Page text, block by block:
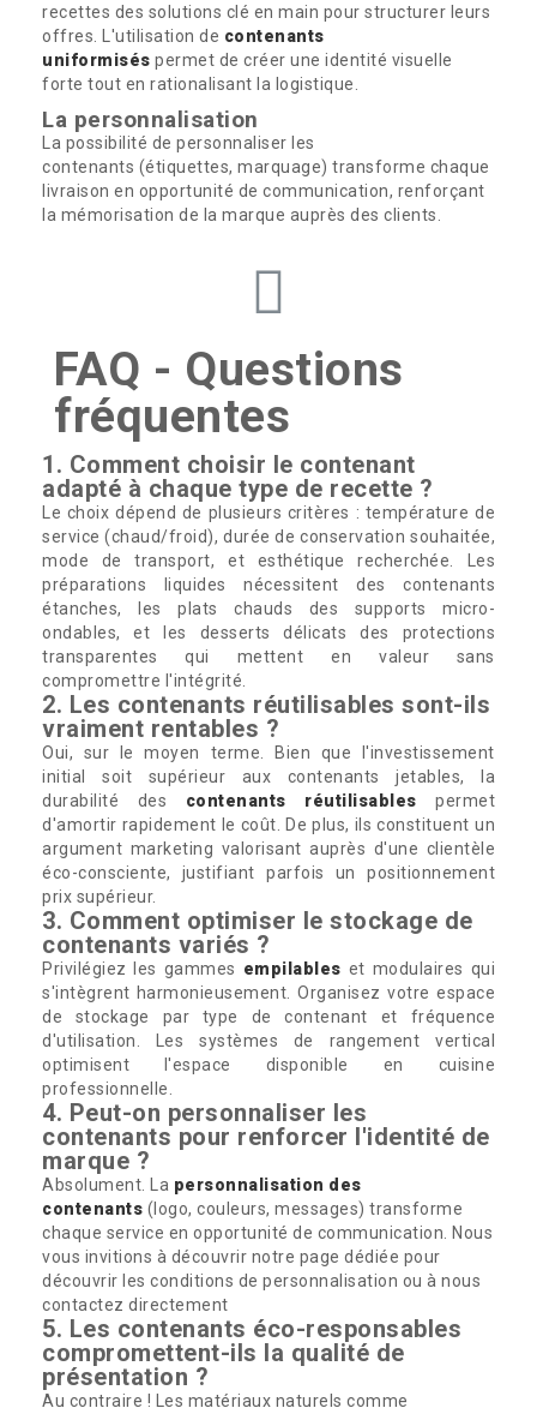
recettes des solutions clé en main pour structurer leurs
offres. L'utilisation de contenants
uniformisés permet de créer une identité visuelle
forte tout en rationalisant la logistique.
La personnalisation
La possibilité de personnaliser les
contenants (étiquettes, marquage) transforme chaque
livraison en opportunité de communication, renforçant
la mémorisation de la marque auprès des clients.
FAQ - Questions
fréquentes
1. Comment choisir le contenant
adapté à chaque type de recette ?
Le choix dépend de plusieurs critères : température de
service (chaud/froid), durée de conservation souhaitée,
mode de transport, et esthétique recherchée. Les
préparations liquides nécessitent des contenants
étanches, les plats chauds des supports micro-
ondables, et les desserts délicats des protections
transparentes qui mettent en valeur sans
compromettre l'intégrité.
2. Les contenants réutilisables sont-ils
vraiment rentables ?
Oui, sur le moyen terme. Bien que l'investissement
initial soit supérieur aux contenants jetables, la
durabilité des contenants réutilisables permet
d'amortir rapidement le coût. De plus, ils constituent un
argument marketing valorisant auprès d'une clientèle
éco-consciente, justifiant parfois un positionnement
prix supérieur.
3. Comment optimiser le stockage de
contenants variés ?
Privilégiez les gammes empilables et modulaires qui
s'intègrent harmonieusement. Organisez votre espace
de stockage par type de contenant et fréquence
d'utilisation. Les systèmes de rangement vertical
optimisent l'espace disponible en cuisine
professionnelle.
4. Peut-on personnaliser les
contenants pour renforcer l'identité de
marque ?
Absolument. La personnalisation des
contenants (logo, couleurs, messages) transforme
chaque service en opportunité de communication. Nous
vous invitions à découvrir notre page dédiée pour
découvrir les conditions de personnalisation ou à nous
contactez directement
5. Les contenants éco-responsables
compromettent-ils la qualité de
présentation ?
Au contraire ! Les matériaux naturels comme